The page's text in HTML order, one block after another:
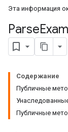
Эта информация
Parse
Содержание
Публичные
Публичные